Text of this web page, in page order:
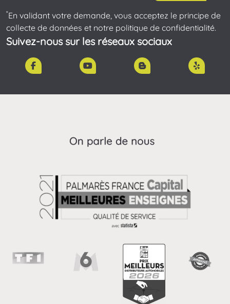
*En validant votre demande, vous acceptez le principe de
collecte de données et notre politique de confidentialité.
Suivez-nous sur les réseaux sociaux